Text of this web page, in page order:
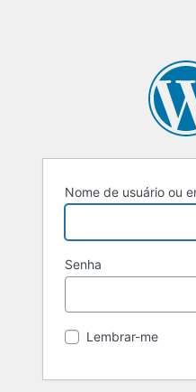
Nome de usuário ou
Senha
Lembrar-me